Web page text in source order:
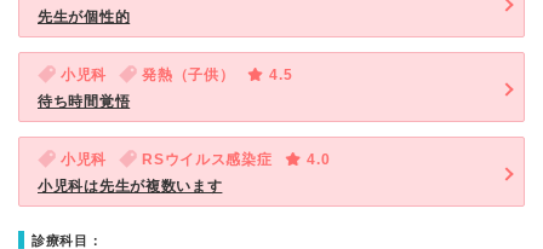
先生が個性的
小児科 発熱（子供）
4.5
待ち時間覚悟
小児科 RSウイルス感染症
4.0
小児科は先生が複数います
診療科目：